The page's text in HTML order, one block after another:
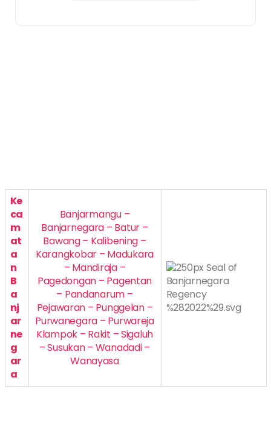
Ke
ca
m
at
a
n
B
a
nj
ar
ne
g
ar
a
Banjarmangu –
Banjarnegara – Batur –
Bawang – Kalibening –
Karangkobar – Madukara
– Mandiraja –
Pagedongan – Pagentan
– Pandanarum –
Pejawaran – Punggelan –
Purwanegara – Purwareja
Klampok – Rakit – Sigaluh
– Susukan – Wanadadi –
Wanayasa